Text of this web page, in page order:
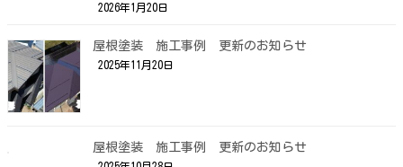
2026年1月20日
屋根塗装 施工事例 更新のお知らせ
2025年11月20日
屋根塗装 施工事例 更新のお知らせ